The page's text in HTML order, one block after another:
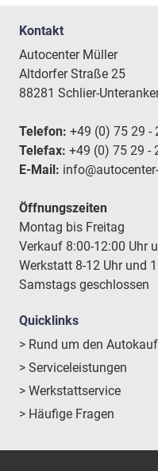
Kontakt
Autocenter Müller
Altdorfer Straße 25
88281 Schlier-
Telefon: +49 (0) 75 29 -
Telefax: +49 (0) 75 29 -
E-Mail:
Öffnungszeiten
Montag bis Freitag
Verkauf 8:00-12:00 Uhr
Werkstatt 8-12 Uhr und
Samstags geschlossen
Quicklinks
> Rund um den Autokauf
> Serviceleistungen
> Werkstattservice
> Häufige Fragen